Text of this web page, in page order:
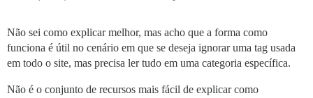
Não sei como explicar melhor, mas acho que a forma como
funciona é útil no cenário em que se deseja ignorar uma tag usada
em todo o site, mas precisa ler tudo em uma categoria específica.
Não é o conjunto de recursos mais fácil de explicar como